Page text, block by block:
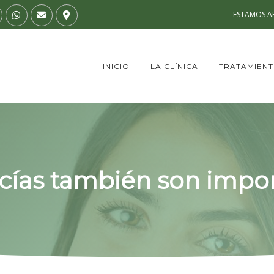
ESTAMOS
INICIO LA CLÍNICA
también son